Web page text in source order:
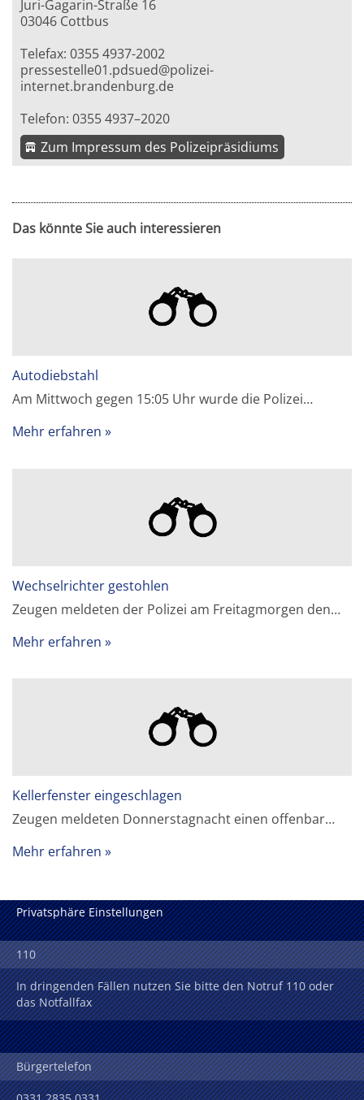
Juri-Gagarin-Straße 16
03046 Cottbus
Telefax: 0355 4937-2002
pressestelle01.pdsued@polizei-
internet.brandenburg.de
Telefon: 0355 4937–2020
Zum Impressum des Polizeipräsidiums
Das könnte Sie auch interessieren
Autodiebstahl
Am Mittwoch gegen 15:05 Uhr wurde die Polizei…
Mehr erfahren
Wechselrichter gestohlen
Zeugen meldeten der Polizei am Freitagmorgen den…
Mehr erfahren
Kellerfenster eingeschlagen
Zeugen meldeten Donnerstagnacht einen offenbar…
Mehr erfahren
Privatsphäre Einstellungen
110
In dringenden Fällen nutzen Sie bitte den Notruf 110 oder
das Notfallfax
Bürgertelefon